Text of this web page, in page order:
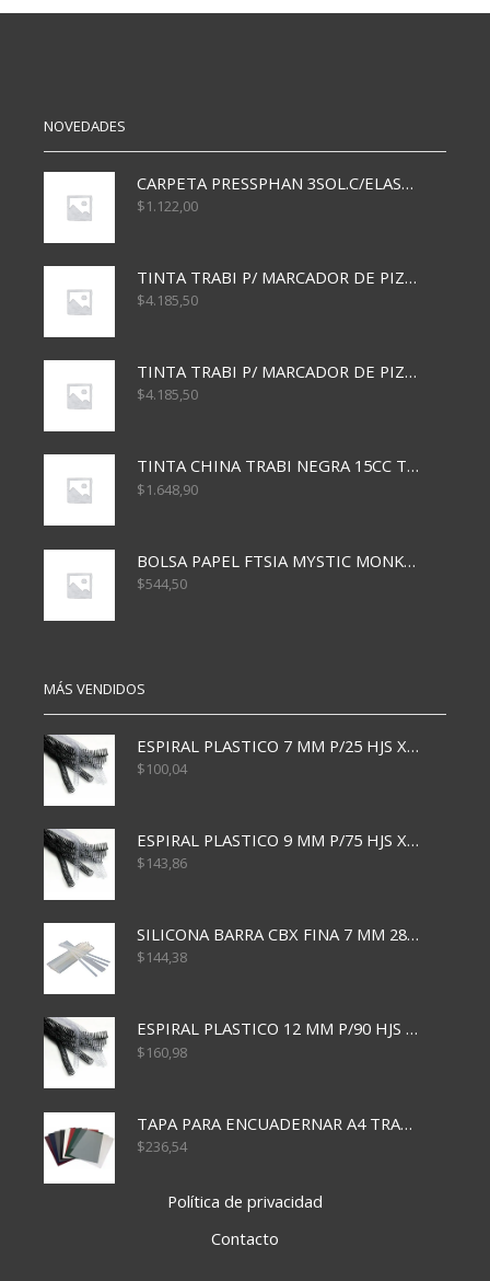
48
48
NOVEDADES
CARPETA PRESSPHAN 3SOL.C/ELAST MARRON A4 P01A
$1.122,00
TINTA TRABI P/ MARCADOR DE PIZARRA x30ml AZUL
$4.185,50
TINTA TRABI P/ MARCADOR DE PIZARRA x30ml ROJO
$4.185,50
TINTA CHINA TRABI NEGRA 15CC TR3460
$1.648,90
BOLSA PAPEL FTSIA MYSTIC MONKEY 14/08/20
$544,50
MÁS VENDIDOS
ESPIRAL PLASTICO 7 MM P/25 HJS X50x3000
$100,04
ESPIRAL PLASTICO 9 MM P/75 HJS X50X2400
$143,86
SILICONA BARRA CBX FINA 7 MM 28 CM
$144,38
ESPIRAL PLASTICO 12 MM P/90 HJS X50X1500
$160,98
TAPA PARA ENCUADERNAR A4 TRANSP x50x500
$236,54
Política de privacidad
Contacto